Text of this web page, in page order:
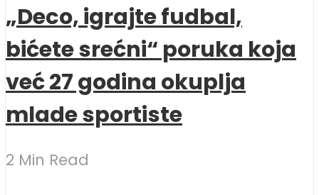
„Deco, igrajte fudbal,
bićete srećni“ poruka koja
već 27 godina okuplja
mlade sportiste
2 Min Read